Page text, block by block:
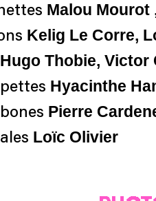
Malou Mourot
Kelig Le Corre,
Hugo Thobie, Victor
Hyacinthe
Pierre
Loïc Olivier